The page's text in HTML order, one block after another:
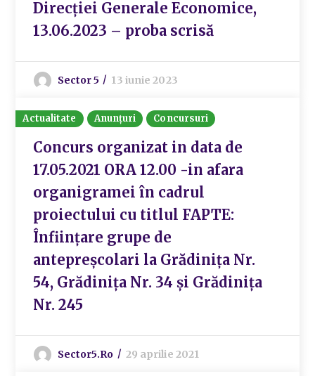
Direcției Generale Economice,
13.06.2023 – proba scrisă
Sector 5 13 iunie 2023
Actualitate Anunțuri Concursuri
Concurs organizat in data de
17.05.2021 ORA 12.00 -in afara
organigramei în cadrul
proiectului cu titlul FAPTE:
Înființare grupe de
antepreșcolari la Grădinița Nr.
54, Grădinița Nr. 34 și Grădinița
Nr. 245
Sector5.ro 29 aprilie 2021